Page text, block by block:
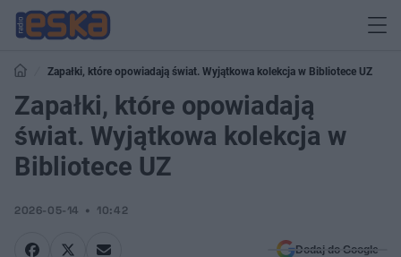
Zapałki, które opowiadają świat. Wyjątkowa kolekcja w Bibliotece UZ
Zapałki, które opowiadają
świat. Wyjątkowa kolekcja w
Bibliotece UZ
2026-05-14 10:42
Dodaj do Google